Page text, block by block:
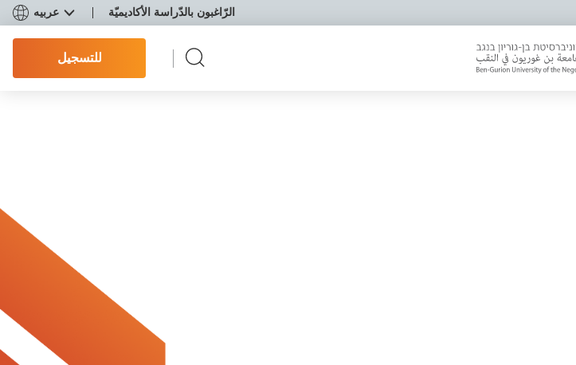
الرّاغبون بالدّراسة الأكاديميّة عربيه
للتسجيل